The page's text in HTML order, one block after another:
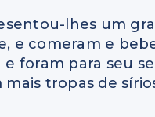
lhes um
e comeram e
e foram para seu
mais tropas de